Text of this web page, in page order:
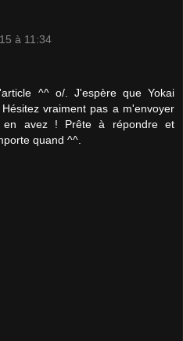
à 11:34
^^ o/. J'espère que Yokai
vraiment pas a m'envoyer
en avez ! Prête à répondre et
quand ^^.